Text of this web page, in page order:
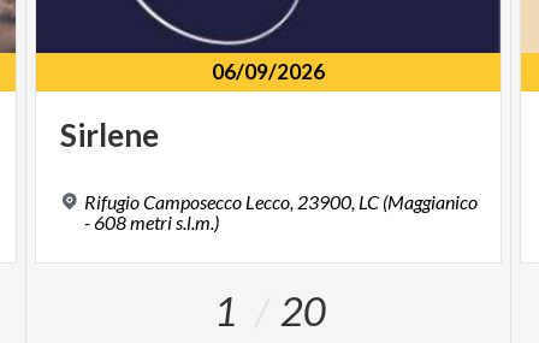
06/09/2026
Sirlene
Rifugio Camposecco Lecco, 23900, LC (Maggianico
- 608 metri s.l.m.)
1 20